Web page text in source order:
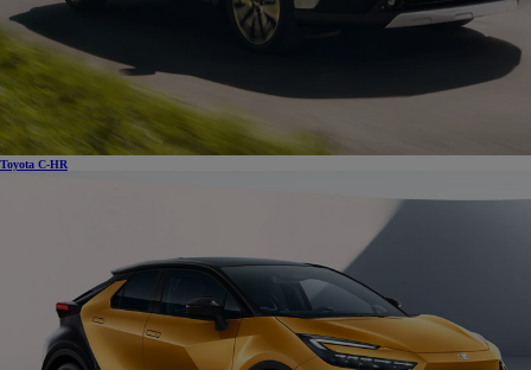
Toyota C-HR